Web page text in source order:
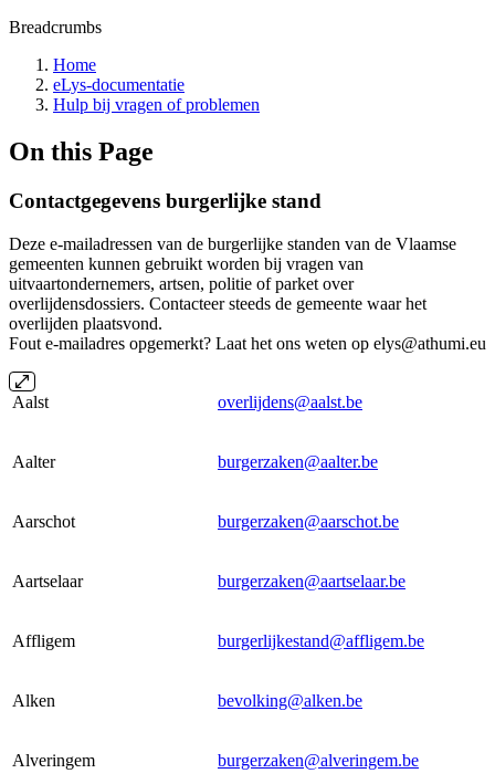
Breadcrumbs
Home
eLys-documentatie
Hulp bij vragen of problemen
On this Page
Contactgegevens burgerlijke stand
Deze e-mailadressen van de burgerlijke standen van de Vlaamse
gemeenten kunnen gebruikt worden bij vragen van
uitvaartondernemers, artsen, politie of parket over
overlijdensdossiers. Contacteer steeds de gemeente waar het
overlijden plaatsvond.
Fout e-mailadres opgemerkt? Laat het ons weten op elys@athumi.eu
Aalst overlijdens@aalst.be
Aalter burgerzaken@aalter.be
Aarschot burgerzaken@aarschot.be
Aartselaar burgerzaken@aartselaar.be
Affligem burgerlijkestand@affligem.be
Alken bevolking@alken.be
Alveringem burgerzaken@alveringem.be